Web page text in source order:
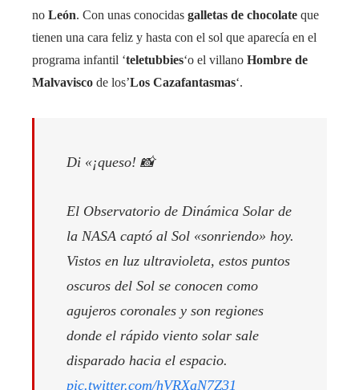
no León. Con unas conocidas galletas de chocolate que
tienen una cara feliz y hasta con el sol que aparecía en el
programa infantil ‘teletubbies‘o el villano Hombre de
Malvavisco de los’Los Cazafantasmas‘.
Di «¡queso! 📸
El Observatorio de Dinámica Solar de
la NASA captó al Sol «sonriendo» hoy.
Vistos en luz ultravioleta, estos puntos
oscuros del Sol se conocen como
agujeros coronales y son regiones
donde el rápido viento solar sale
disparado hacia el espacio.
pic.twitter.com/hVRXaN7Z31